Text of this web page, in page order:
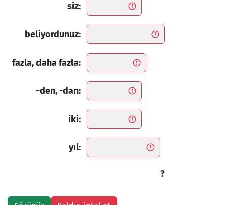
siz:
beliyordunuz:
fazla, daha fazla:
-den, -dan:
iki:
yıl:
?